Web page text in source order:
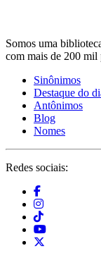
Somos uma
com mais de 200 mil
Sinônimos
Destaque do
Antônimos
Blog
Nomes
Redes sociais: